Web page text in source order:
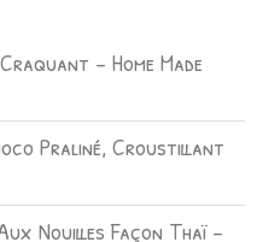
– Home Made
Praliné, Croustillant
Nouilles Façon Thaï –